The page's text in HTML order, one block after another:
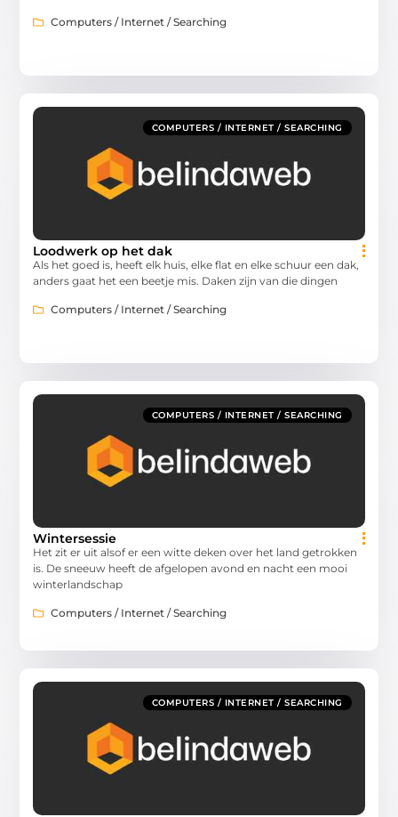
Computers / Internet / Searching
COMPUTERS / INTERNET / SEARCHING
Loodwerk op het dak
Als het goed is, heeft elk huis, elke flat en elke schuur een dak,
anders gaat het een beetje mis. Daken zijn van die dingen
Computers / Internet / Searching
COMPUTERS / INTERNET / SEARCHING
Wintersessie
Het zit er uit alsof er een witte deken over het land getrokken
is. De sneeuw heeft de afgelopen avond en nacht een mooi
winterlandschap
Computers / Internet / Searching
COMPUTERS / INTERNET / SEARCHING